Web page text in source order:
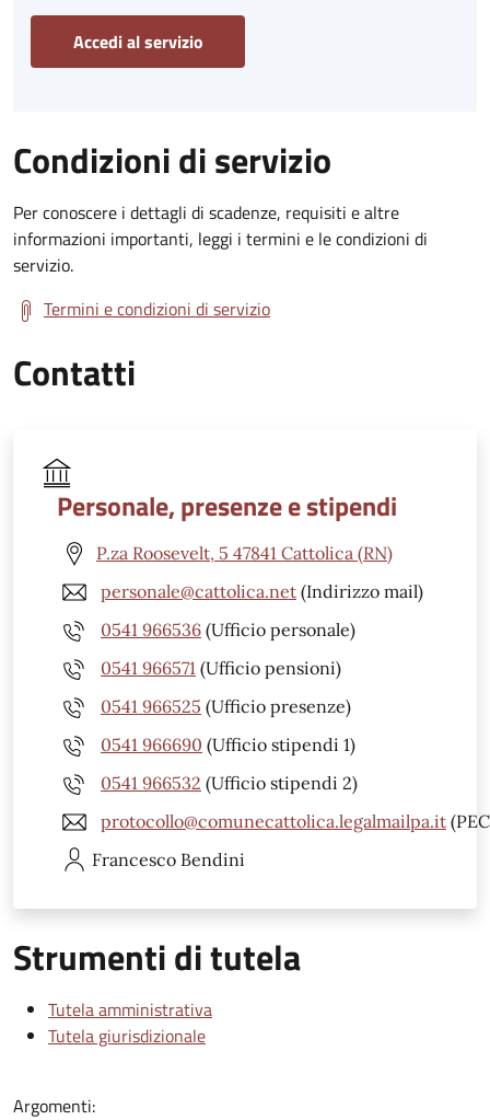
Accedi al servizio
Condizioni di servizio
Per conoscere i dettagli di scadenze, requisiti e altre
informazioni importanti, leggi i termini e le condizioni di
servizio.
Termini e condizioni di servizio
Contatti
Personale, presenze e stipendi
P.za Roosevelt, 5 47841 Cattolica (RN)
personale@cattolica.net (Indirizzo mail)
0541 966536 (Ufficio personale)
0541 966571 (Ufficio pensioni)
0541 966525 (Ufficio presenze)
0541 966690 (Ufficio stipendi 1)
0541 966532 (Ufficio stipendi 2)
protocollo@comunecattolica.legalmailpa.it
Francesco Bendini
Strumenti di tutela
Tutela amministrativa
Tutela giurisdizionale
Argomenti: